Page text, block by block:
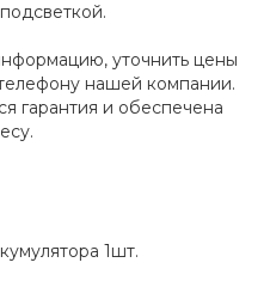
уточнить цены
нашей компании.
гарантия и обеспечена
1шт.